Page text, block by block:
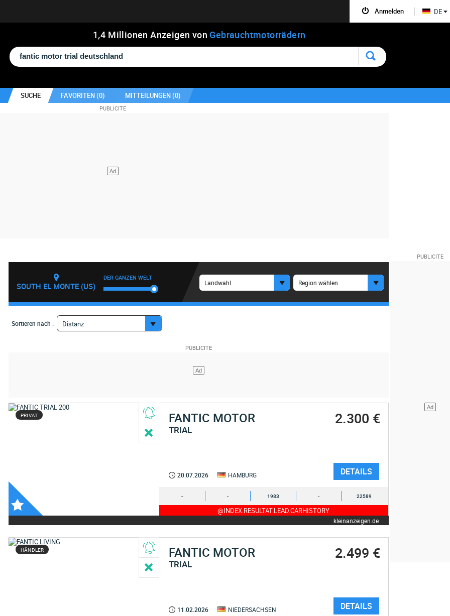
1,4 Millionen Anzeigen von Gebrauchtmotorrädern
SUCHE FAVORITEN (0) MITTEILUNGEN (0)
SOUTH EL MONTE (US)
DER GANZEN WELT
Landwahl Region wählen
Sortieren nach : Distanz
PRIVAT FANTIC MOTOR
TRIAL
2.300 €
20.07.2026 HAMBURG DETAILS
- - 1983 - 22589
@INDEX.RESULTAT.LEAD.CARHISTORY
kleinanzeigen.de
HÄNDLER FANTIC MOTOR
TRIAL
2.499 €
11.02.2026 NIEDERSACHSEN DETAILS
Anmelden DE